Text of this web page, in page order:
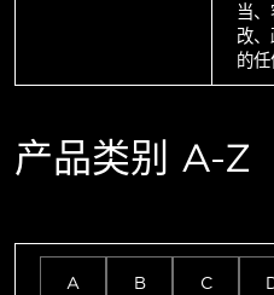
当
改
的任
产品类别 A-Z
A B C